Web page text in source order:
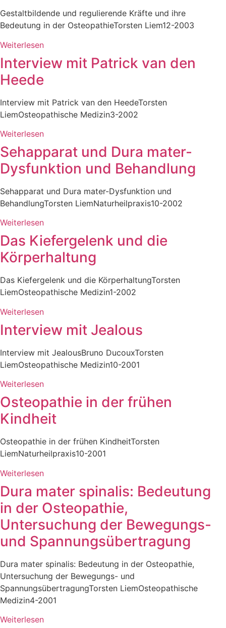
Gestaltbildende und regulierende Kräfte und ihre
Bedeutung in der OsteopathieTorsten Liem12-2003
Weiterlesen
Interview mit Patrick van den
Heede
Interview mit Patrick van den HeedeTorsten
LiemOsteopathische Medizin3-2002
Weiterlesen
Sehapparat und Dura mater-
Dysfunktion und Behandlung
Sehapparat und Dura mater-Dysfunktion und
BehandlungTorsten LiemNaturheilpraxis10-2002
Weiterlesen
Das Kiefergelenk und die
Körperhaltung
Das Kiefergelenk und die KörperhaltungTorsten
LiemOsteopathische Medizin1-2002
Weiterlesen
Interview mit Jealous
Interview mit JealousBruno DucouxTorsten
LiemOsteopathische Medizin10-2001
Weiterlesen
Osteopathie in der frühen
Kindheit
Osteopathie in der frühen KindheitTorsten
LiemNaturheilpraxis10-2001
Weiterlesen
Dura mater spinalis: Bedeutung
in der Osteopathie,
Untersuchung der Bewegungs-
und Spannungsübertragung
Dura mater spinalis: Bedeutung in der Osteopathie,
Untersuchung der Bewegungs- und
SpannungsübertragungTorsten LiemOsteopathische
Medizin4-2001
Weiterlesen